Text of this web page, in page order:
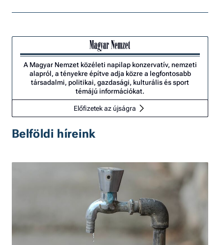
A Magyar Nemzet közéleti napilap konzervatív, nemzeti
alapról, a tényekre építve adja közre a legfontosabb
társadalmi, politikai, gazdasági, kulturális és sport
témájú információkat.
Előfizetek az újságra
Belföldi híreink